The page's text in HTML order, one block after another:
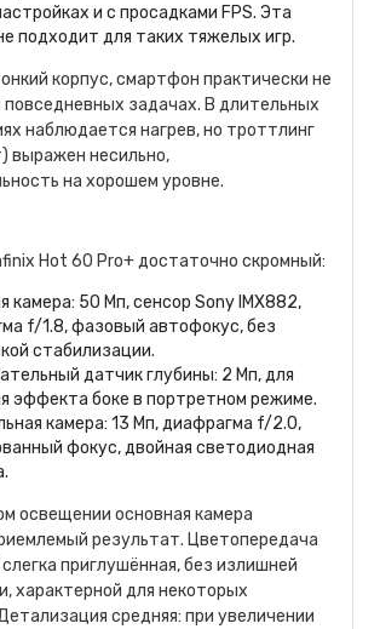
и с просадками FPS. Эта
подходит для таких тяжелых игр.
корпус, смартфон практически не
повседневных задачах. В длительных
наблюдается нагрев, но троттлинг
выражен несильно,
на хорошем уровне.
Hot 60 Pro+ достаточно скромный:
камера: 50 Мп, сенсор Sony IMX882,
f/1.8, фазовый автофокус, без
стабилизации.
датчик глубины: 2 Мп, для
эффекта боке в портретном режиме.
камера: 13 Мп, диафрагма f/2.0,
фокус, двойная светодиодная
освещении основная камера
результат. Цветопередача
приглушённая, без излишней
характерной для некоторых
средняя: при увеличении